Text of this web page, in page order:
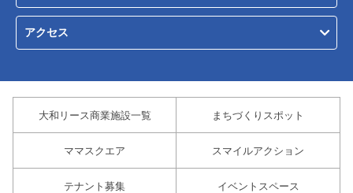
アクセス
大和リース商業施設一覧 まちづくりスポット
ママスクエア スマイルアクション
テナント募集 イベントスペース